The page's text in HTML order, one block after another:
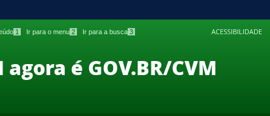
PARA
1 Ir para o menu 2 Ir para a busca 3 ACESSIBILIDADE
agora é GOV.BR/CVM